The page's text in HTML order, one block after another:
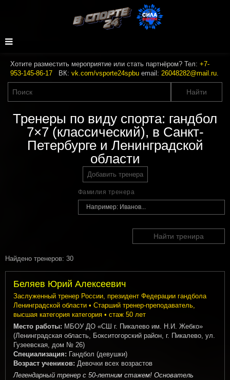
Хотите разместить мероприятие или стать партнёром? Тел: +7-
953-145-86-17 ВК: vk.com/vsporte24spbu email: 26048282@mail.ru.
Тренеры по виду спорта: гандбол
7×7 (классический), в Санкт-
Петербурге и Ленинградской
области
Добавить тренера
Фамилия тренера
Найти тренира
Найдено тренеров: 30
Беляев Юрий Алексеевич
Заслуженный тренер России, президент Федерации гандбола
Ленинградской области • Старший тренер-преподаватель,
высшая категория категория • стаж 50 лет
Место работы: МБОУ ДО «СШ г. Пикалево им. Н.И. Жебко»
(Ленинградская область, Бокситогорский район, г. Пикалево, ул.
Гузеевская, дом № 26)
Специализация: Гандбол (девушки)
Возраст учеников: Девочки всех возрастов
Легендарный тренер с 50-летним стажем! Основатель